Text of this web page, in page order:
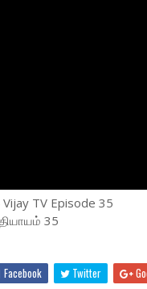
TV Episode 35
35
Facebook Twitter